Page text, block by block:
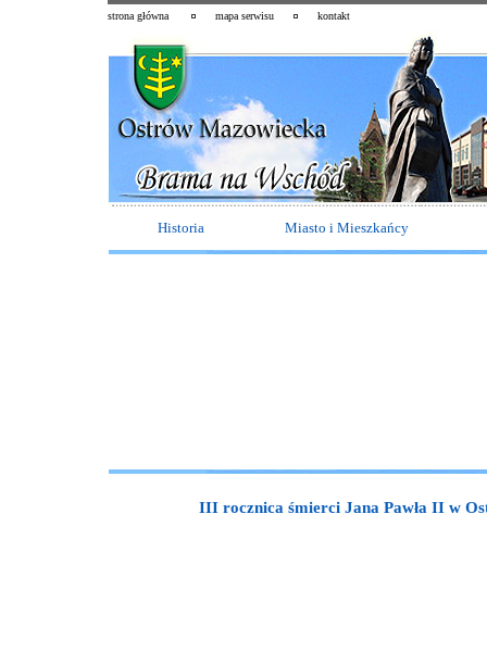
strona główna mapa serwisu kontakt
Historia Miasto i Mieszkańcy
III rocznica śmierci Jana Pawła II w